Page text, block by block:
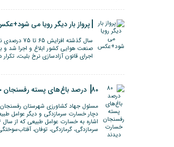
پرواز بار دیگر رویا می
سال گذشته
صنعت هوایی کشور ابلاغ و اجرا شد و
اجرای قانون آزادسازی نرخ بلیت،
80 درصد باغ‌های پسته رفسنجان خسارت دیدند
دچار خسارت سرمازدگی و دیگر عوامل
سرمازدگی، گرمازدگی، توفان،